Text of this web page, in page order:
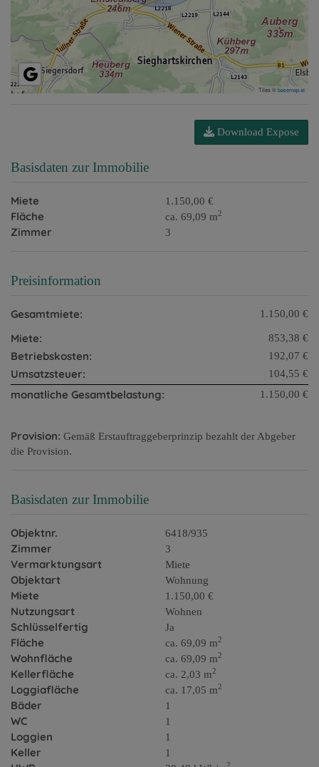
Tiles ©basemap.at
Download Expose
Basisdaten zur Immobilie
Miete 1.150,00 €
Fläche ca. 69,09 m2
Zimmer 3
Preisinformation
Gesamtmiete: 1.150,00 €
Miete: 853,38 €
Betriebskosten: 192,07 €
Umsatzsteuer: 104,55 €
monatliche Gesamtbelastung: 1.150,00 €
Provision: Gemäß Erstauftraggeberprinzip bezahlt der Abgeber
die Provision.
Basisdaten zur Immobilie
Objektnr. 6418/935
Zimmer 3
Vermarktungsart Miete
Objektart Wohnung
Miete 1.150,00 €
Nutzungsart Wohnen
Schlüsselfertig Ja
Fläche ca. 69,09 m2
Wohnfläche ca. 69,09 m2
Kellerfläche ca. 2,03 m2
Loggiafläche ca. 17,05 m2
Bäder 1
WC 1
Loggien 1
Keller 1
2